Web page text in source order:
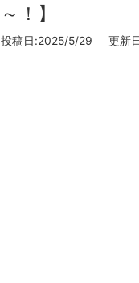
～！】
投稿日:2025/5/29 更新